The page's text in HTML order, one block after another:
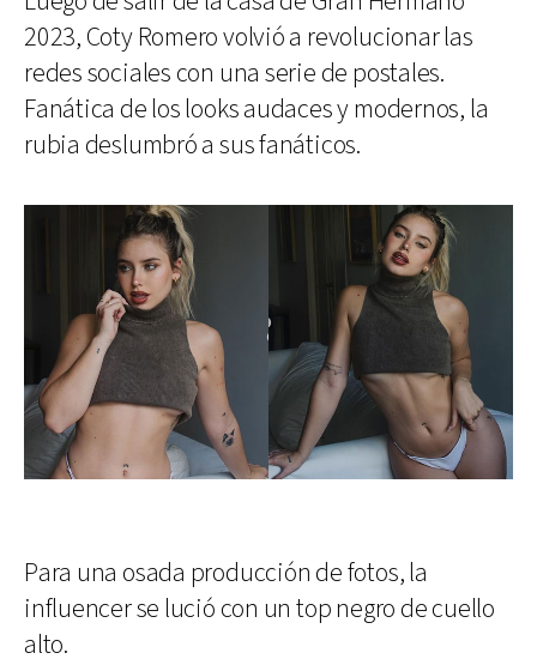
2023, Coty Romero volvió a revolucionar las
redes sociales con una serie de postales.
Fanática de los looks audaces y modernos, la
rubia deslumbró a sus fanáticos.
Para una osada producción de fotos, la
influencer se lució con un top negro de cuello
alto.